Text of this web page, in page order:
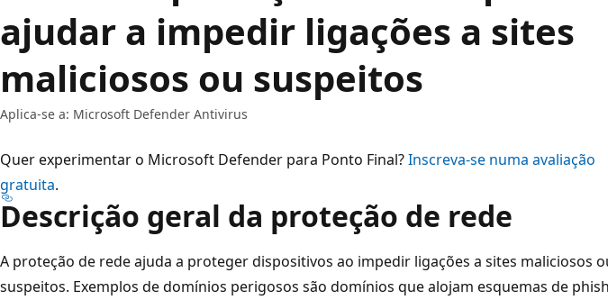
ajudar a impedir ligações a sites
maliciosos ou suspeitos
Aplica-se a: Microsoft Defender Antivirus
Quer experimentar o Microsoft Defender para Ponto Final?Inscreva-se numa avaliação
gratuita.
Descrição geral da proteção de rede
A proteção de rede ajuda a proteger dispositivos ao impedir ligações a sites maliciosos
suspeitos. Exemplos de domínios perigosos são domínios que alojam esquemas de